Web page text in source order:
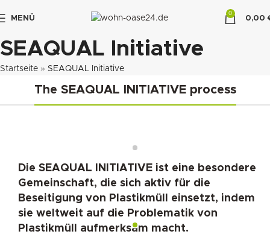
MENÜ
0
0,00
SEAQUAL Initiative
Startseite » SEAQUAL Initiative
The SEAQUAL INITIATIVE process
Die SEAQUAL INITIATIVE ist eine besondere
Gemeinschaft, die sich aktiv für die
Beseitigung von Plastikmüll einsetzt, indem
sie weltweit auf die Problematik von
Plastikmüll aufmerksam macht.